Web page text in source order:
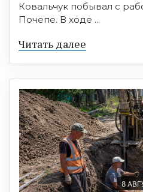
Ковальчук побывал с
Почепе. В ходе ...
Читать далее
8